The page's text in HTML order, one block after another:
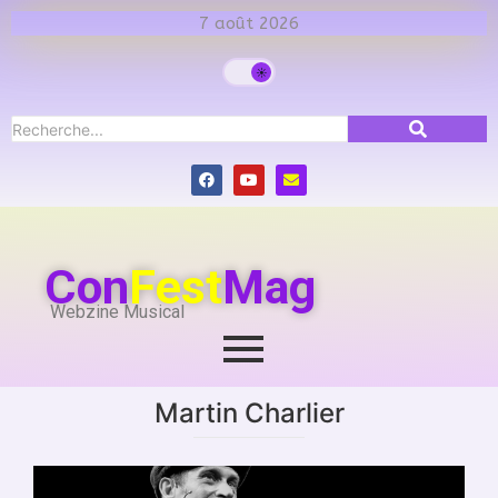
7 août 2026
ConFestMag
Webzine Musical
Martin Charlier